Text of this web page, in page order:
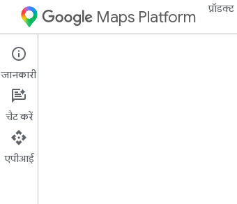
Maps Platform प्रॉडक्ट
Android
गाइड
जानकारी
चैट करें
एपीआई